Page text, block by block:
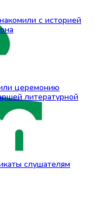
с историей
церемонию
литературной
слушателям